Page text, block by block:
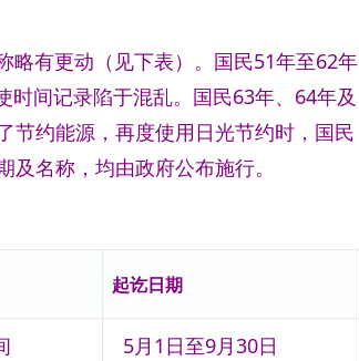
有更动（见下表）。国民51年至62年
间记录陷于混乱。国民63年、64年及
节约能源，再度使用日光节约时，国民
名称，均由政府公布施行。
起讫日期
5月1日至9月30日